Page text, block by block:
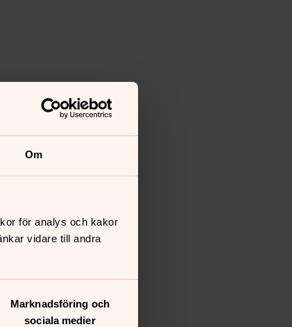
Om
för analys och kakor
vidare till andra
Marknadsföring och
sociala medier